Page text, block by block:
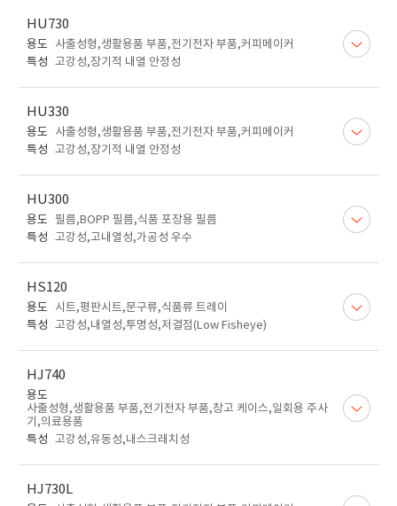
HU730
용도
사출성형,생활용품 부품,전기전자 부품,커피메이커
특성 고강성,장기적 내열 안정성
HU330
용도
사출성형,생활용품 부품,전기전자 부품,커피메이커
특성 고강성,장기적 내열 안정성
HU300
용도 필름,BOPP 필름,식품 포장용 필름
특성 고강성,고내열성,가공성 우수
HS120
용도
시트,평판시트,문구류,식품류 트레이
특성 고강성,내열성,투명성,저결점(Low Fisheye)
HJ740
용도
사출성형,생활용품 부품,전기전자 부품,창고 케이스,일회용 주사
기,의료용품
특성 고강성,유동성,내스크래치성
HJ730L